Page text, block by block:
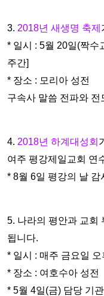
3. 2018년 새생명 축제
* 일시 : 5월 20일(짝수
주간]
* 장소 : 모리아 성전
구속사 말씀 전파와
4. 2018년 하계대성회
여주 평강제일교회 연
* 8월 6일 평강의 날
5. 나라의 평안과 교회
됩니다.
* 일시 : 매주 금요일
* 장소 : 여호수아 성전
* 5월 4일(금) 담당 기